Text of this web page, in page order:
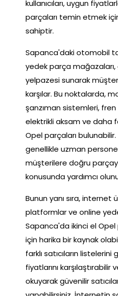
kullanıcıları, uygun
parçaları temin etmek
sahiptir.
Sapanca'daki otomobil
yedek parça mağazaları,
yelpazesi sunarak
karşılar. Bu noktalarda,
şanzıman sistemleri,
elektrikli aksam ve daha
Opel parçaları
genellikle uzman
müşterilere doğru
konusunda yardımcı
Bunun yanı sıra, internet
platformlar ve online
Sapanca'da ikinci el Opel
için harika bir kaynak
farklı satıcıların
fiyatlarını karşılaştırabilir
okuyarak güvenilir